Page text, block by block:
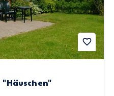
favorite